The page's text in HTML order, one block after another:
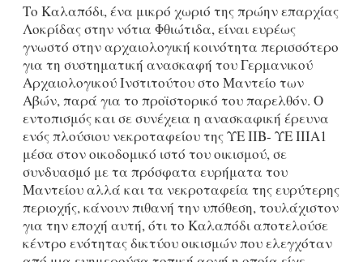
Το Καλαπόδι, ένα μικρό χωριό της πρώην επαρχίας
Λοκρίδας στην νότια Φθιώτιδα, είναι ευρέως
γνωστό στην αρχαιολογική κοινότητα περισσότερο
για τη συστηματική ανασκαφή του Γερμανικού
Αρχαιολογικού Ινστιτούτου στο Μαντείο των
Αβών, παρά για το προϊστορικό του παρελθόν. Ο
εντοπισμός και σε συνέχεια η ανασκαφική έρευνα
ενός πλούσιου νεκροταφείου της ΥΕ ΙΙΒ- ΥΕ ΙΙΙΑ1
μέσα στον οικοδομικό ιστό του οικισμού, σε
συνδυασμό με τα πρόσφατα ευρήματα του
Μαντείου αλλά και τα νεκροταφεία της ευρύτερης
περιοχής, κάνουν πιθανή την υπόθεση, τουλάχιστον
για την εποχή αυτή, ότι το Καλαπόδι αποτελούσε
κέντρο ενότητας δικτύου οικισμών που ελεγχόταν